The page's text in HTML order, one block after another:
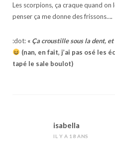
Les scorpions, ça craque quand on
penser ça me donne des frissons….
:dot: « Ça croustille sous la dent, et
(nan, en fait, j’ai pas osé les
tapé le sale boulot)
isabella
IL Y A 18 ANS